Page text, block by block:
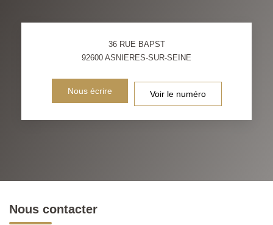
36 RUE BAPST
92600 ASNIERES-SUR-SEINE
Nous écrire Voir le numéro
Nous contacter